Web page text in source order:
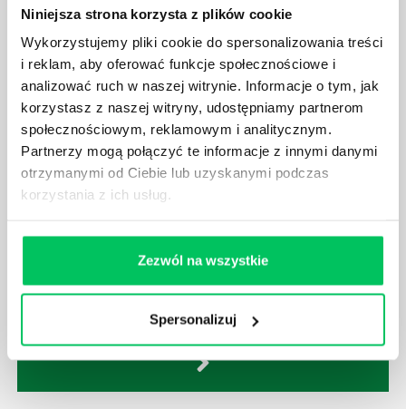
Niniejsza strona korzysta z plików cookie
Wykorzystujemy pliki cookie do spersonalizowania treści
i reklam, aby oferować funkcje społecznościowe i
analizować ruch w naszej witrynie. Informacje o tym, jak
korzystasz z naszej witryny, udostępniamy partnerom
społecznościowym, reklamowym i analitycznym.
Partnerzy mogą połączyć te informacje z innymi danymi
otrzymanymi od Ciebie lub uzyskanymi podczas
korzystania z ich usług.
Zezwól na wszystkie
Spersonalizuj
Menedżer to niezwykle ważne stanowisko w każdej
za realizację działań podległych mu osób oraz
działu.
JAKĄ METODĘ ZARZĄDZANIA POWINIEN ZNAĆ
Istnieje wiele metod zarządzania, które mogą okazać
się niezwykle przydatne. Zarządzanie zasobami
ludzkimi oraz poszczególnymi etapami projektu nie